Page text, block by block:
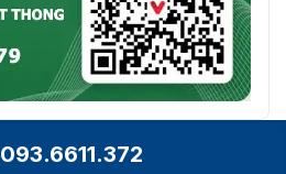
093.6611.372